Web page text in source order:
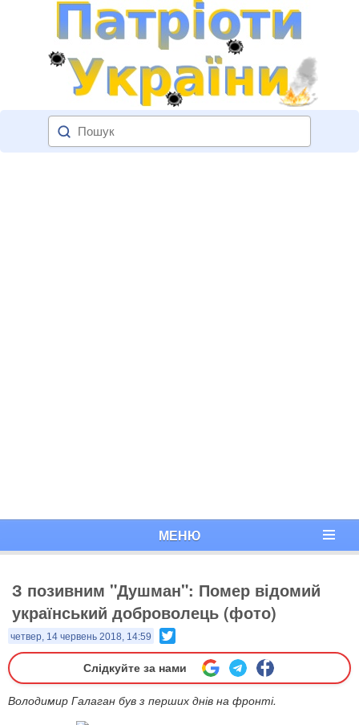
МЕНЮ
З позивним "Душман": Помер відомий
український доброволець (фото)
четвер, 14 червень 2018, 14:59
Слідкуйте за нами
Володимир Галаган був з перших днів на фронті.